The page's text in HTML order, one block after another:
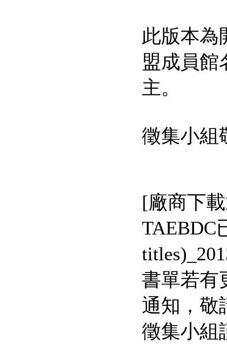
此版本為
盟成員館
主。
徵集小組
[廠商下
TAEBDC
書單若有
通知，敬
徵集小